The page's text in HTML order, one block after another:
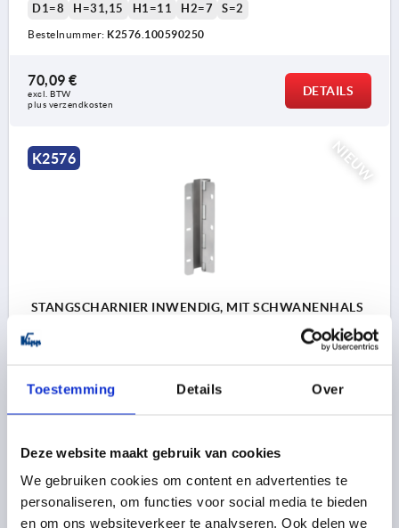
Toestemming Details Over
Deze website maakt gebruik van cookies
We gebruiken cookies om content en advertenties te
personaliseren, om functies voor social media te bieden
en om ons websiteverkeer te analyseren. Ook delen we
D1=8
H=31,15 H1=11 H2=7 S=2
Bestelnummer: K2576.100590250
70,09 €
excl. BTW
plus verzendkosten
DETAILS
NIEUW
K2576
STANGSCHARNIER INWENDIG, MIT SCHWANENHALS
D1=8
102,16 €
excl. BTW
plus verzendkosten
DETAILS